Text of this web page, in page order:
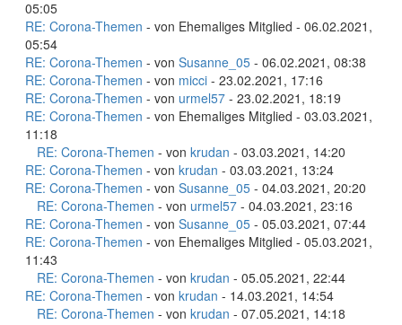
05:05
RE: Corona-Themen - von Ehemaliges Mitglied - 06.02.2021,
05:54
RE: Corona-Themen - von Susanne_05 - 06.02.2021, 08:38
RE: Corona-Themen - von micci - 23.02.2021, 17:16
RE: Corona-Themen - von urmel57 - 23.02.2021, 18:19
RE: Corona-Themen - von Ehemaliges Mitglied - 03.03.2021,
11:18
RE: Corona-Themen - von krudan - 03.03.2021, 14:20
RE: Corona-Themen - von krudan - 03.03.2021, 13:24
RE: Corona-Themen - von Susanne_05 - 04.03.2021, 20:20
RE: Corona-Themen - von urmel57 - 04.03.2021, 23:16
RE: Corona-Themen - von Susanne_05 - 05.03.2021, 07:44
RE: Corona-Themen - von Ehemaliges Mitglied - 05.03.2021,
11:43
RE: Corona-Themen - von krudan - 05.05.2021, 22:44
RE: Corona-Themen - von krudan - 14.03.2021, 14:54
RE: Corona-Themen - von krudan - 07.05.2021, 14:18